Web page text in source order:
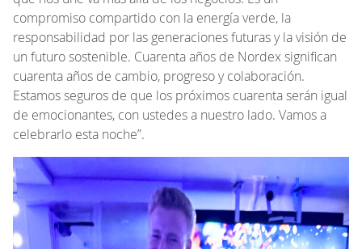
compromiso compartido con la energía verde, la
responsabilidad por las generaciones futuras y la visión de
un futuro sostenible. Cuarenta años de Nordex significan
cuarenta años de cambio, progreso y colaboración.
Estamos seguros de que los próximos cuarenta serán igual
de emocionantes, con ustedes a nuestro lado. Vamos a
celebrarlo esta noche”.